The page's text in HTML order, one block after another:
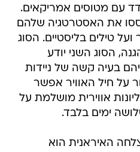
עם מטוסים אמריקאים.
את האסטרטגיה שלהם
טילים בליסטיים. הסוג
הסוג השני יודע
בעיה קשה של ניידות
על חיל האוויר אפשר
אווירית מושלמת על
ימים בלבד.
האיראנית הוא